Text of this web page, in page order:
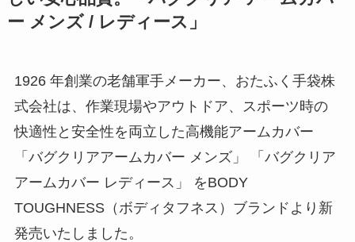
ー メンズ / レディース」
1926 年創業の老舗軍手メーカー、おたふく手袋株
式会社は、作業現場やアウトドア、スポーツ時の
快適性と安全性を両立した高機能アームカバー
「バグクリアアームカバー メンズ」 「バグクリア
アームカバー レディース」 をBODY
TOUGHNESS（ボディタフネス）ブランドより新
発売いたしました。